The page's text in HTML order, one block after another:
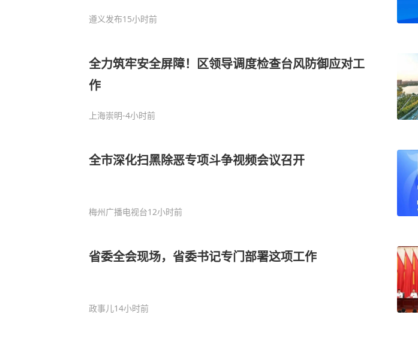
遵义发布15小时前
全力筑牢安全屏障！区领导调度检查台风防御应对工
作
上海崇明-4小时前
全市深化扫黑除恶专项斗争视频会议召开
梅州广播电视台12小时前
省委全会现场，省委书记专门部署这项工作
政事儿14小时前